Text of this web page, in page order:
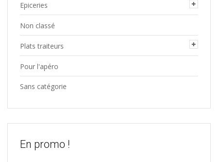
Epiceries
Non classé
Plats traiteurs
Pour l'apéro
Sans catégorie
En promo !